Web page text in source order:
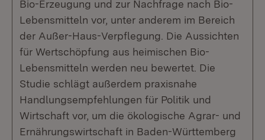
Bio-Erzeugung und zur Nachfrage nach Bio-
Lebensmitteln vor, unter anderem im Bereich
der Außer-Haus-Verpflegung. Die Aussichten
für Wertschöpfung aus heimischen Bio-
Lebensmitteln werden neu bewertet. Die
Studie schlägt außerdem praxisnahe
Handlungsempfehlungen für Politik und
Wirtschaft vor, um die ökologische Agrar- und
Ernährungswirtschaft in Baden-Württemberg